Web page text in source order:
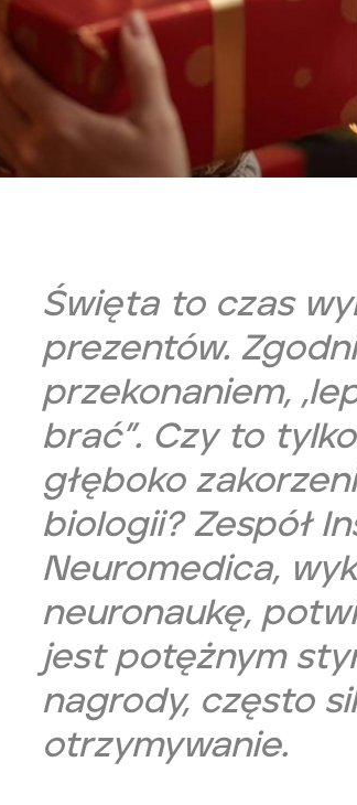
Święta to czas
prezentów.
przekonaniem,
brać”. Czy to
głęboko
biologii? Zespół
Neuromedica,
neuronaukę,
jest potężnym
nagrody, często
otrzymywanie.